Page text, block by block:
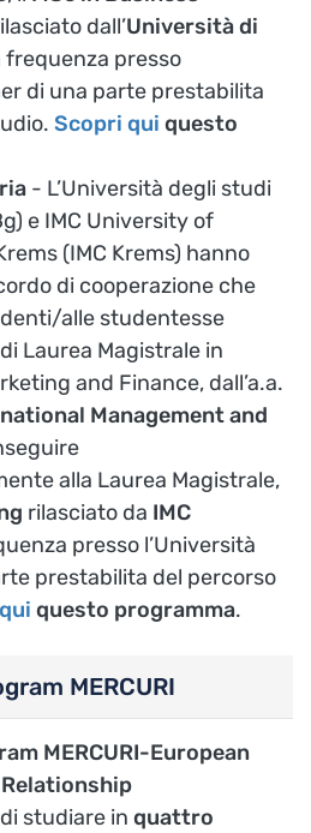
dall’Università di
frequenza presso
di una parte prestabilita
Scopri qui questo
- L’Università degli studi
e IMC University of
(IMC Krems) hanno
di cooperazione che
alle studentesse
Laurea Magistrale in
and Finance, dall’a.a.
Management and
alla Laurea Magistrale,
rilasciato da IMC
presso l’Università
prestabilita del percorso
questo programma.
MERCURI
MERCURI-European
studiare in quattro